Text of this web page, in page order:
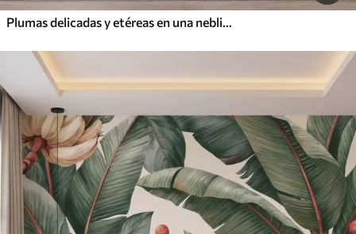
Plumas delicadas y etéreas en una neblina de color rosa melocotón con destellos